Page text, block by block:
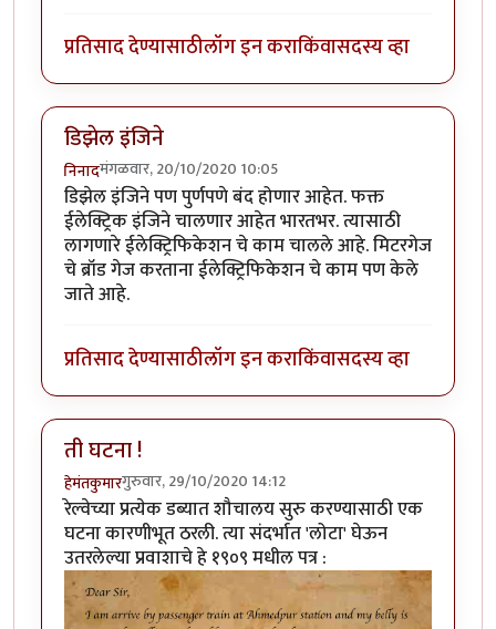
प्रतिसाद देण्यासाठीलॉग इन कराकिंवासदस्य व्हा
डिझेल इंजिने
निनादमंगळवार, 20/10/2020 10:05
डिझेल इंजिने पण पुर्णपणे बंद होणार आहेत. फक्त
ईलेक्ट्रिक इंजिने चालणार आहेत भारतभर. त्यासाठी
लागणारे ईलेक्ट्रिफिकेशन चे काम चालले आहे. मिटरगेज
चे ब्रॉड गेज करताना ईलेक्ट्रिफिकेशन चे काम पण केले
जाते आहे.
प्रतिसाद देण्यासाठीलॉग इन कराकिंवासदस्य व्हा
ती घटना !
हेमंतकुमारगुरुवार, 29/10/2020 14:12
रेल्वेच्या प्रत्येक डब्यात शौचालय सुरु करण्यासाठी एक
घटना कारणीभूत ठरली. त्या संदर्भात 'लोटा' घेऊन
उतरलेल्या प्रवाशाचे हे १९०९ मधील पत्र :